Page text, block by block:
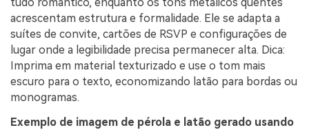
acrescentam estrutura e formalidade. Ele se adapta a
suítes de convite, cartões de RSVP e configurações de
lugar onde a legibilidade precisa permanecer alta. Dica:
Imprima em material texturizado e use o tom mais
escuro para o texto, economizando latão para bordas ou
monogramas.
Exemplo de imagem de pérola e latão gerado usando